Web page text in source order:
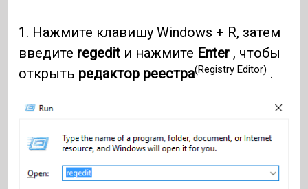
1. Нажмите клавишу Windows + R, затем
введите regedit и нажмите Enter , чтобы
открыть редактор реестра(Registry Editor) .